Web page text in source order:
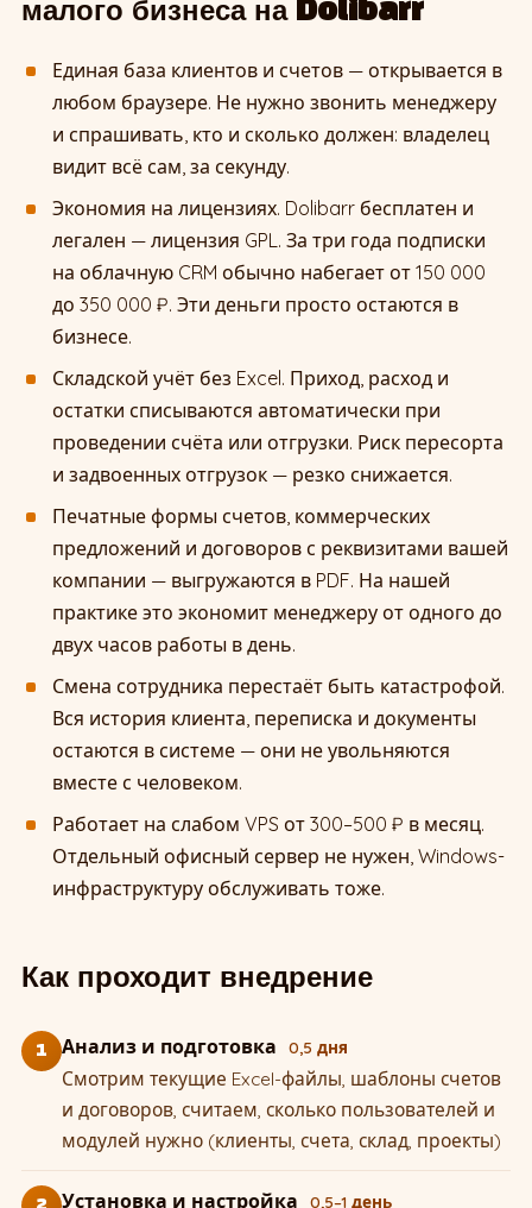
малого бизнеса на Dolibarr
Единая база клиентов и счетов — открывается в
любом браузере. Не нужно звонить менеджеру
и спрашивать, кто и сколько должен: владелец
видит всё сам, за секунду.
Экономия на лицензиях. Dolibarr бесплатен и
легален — лицензия GPL. За три года подписки
на облачную CRM обычно набегает от 150 000
до 350 000 ₽. Эти деньги просто остаются в
бизнесе.
Складской учёт без Excel. Приход, расход и
остатки списываются автоматически при
проведении счёта или отгрузки. Риск пересорта
и задвоенных отгрузок — резко снижается.
Печатные формы счетов, коммерческих
предложений и договоров с реквизитами вашей
компании — выгружаются в PDF. На нашей
практике это экономит менеджеру от одного до
двух часов работы в день.
Смена сотрудника перестаёт быть катастрофой.
Вся история клиента, переписка и документы
остаются в системе — они не увольняются
вместе с человеком.
Работает на слабом VPS от 300–500 ₽ в месяц.
Отдельный офисный сервер не нужен, Windows-
инфраструктуру обслуживать тоже.
Как проходит внедрение
1 Анализ и подготовка 0,5 дня
Смотрим текущие Excel-файлы, шаблоны счетов
и договоров, считаем, сколько пользователей и
модулей нужно (клиенты, счета, склад, проекты)
Установка и настройка 0,5–1 день